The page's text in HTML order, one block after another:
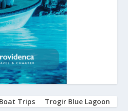
Trips Trogir Blue Lagoon